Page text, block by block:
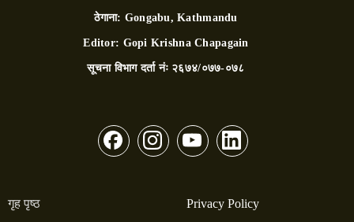
ठेगाना: Gongabu, Kathmandu
Editor: Gopi Krishna Chapagain
सूचना विभाग दर्ता नंः २६७४/०७७-०७८
गृह पृष्ठ
Privacy Policy